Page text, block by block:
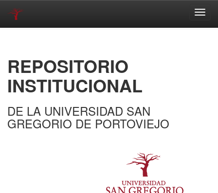
REPOSITORIO
INSTITUCIONAL
DE LA UNIVERSIDAD SAN
GREGORIO DE PORTOVIEJO